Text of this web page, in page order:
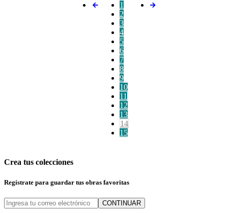
1
2
3
4
5
6
7
8
9
10
11
12
13
14
15
Crea tus colecciones
Regístrate para guardar tus obras favoritas
CONTINUAR